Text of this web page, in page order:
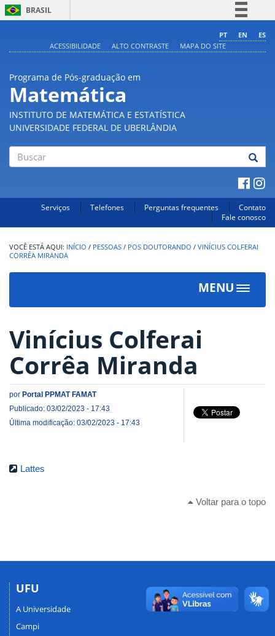
BRASIL
Comunica BR
PT EN
ES
ACESSIBILIDADE
ALTO CONTRASTE MAPA DO SITE
Programa de Pós-graduação em
Matemática
INSTITUTO DE MATEMÁTICA E ESTATÍSTICA
UNIVERSIDADE FEDERAL DE UBERLÂNDIA
Serviços Telefones Perguntas frequentes
Contato
Fale conosco
INÍCIO / PESSOAS / POS DOUTORANDO / VINÍCIUS COLFERAI
CORRÊA MIRANDA
MENU
Toggle
Vinícius Colferai
Corrêa Miranda
por Portal PPMAT FAMAT
Publicado: 03/02/2023 - 17:43
Última modificação: 03/02/2023 - 17:43
Lattes
Voltar para o topo
UFU
A Universidade
Campi